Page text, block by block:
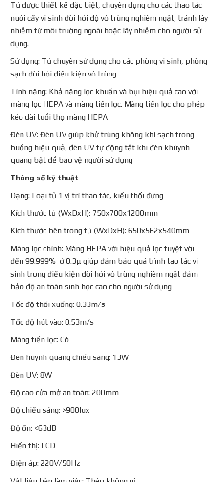
Tủ được thiết kế đặc biệt, chuyên dụng cho các thao tác
nuôi cấy vi sinh đòi hỏi độ vô trùng nghiêm ngặt, tránh lây
nhiễm từ môi truờng ngoài hoặc lây nhiễm cho người sử
dụng.
Sử dụng: Tủ chuyên sử dụng cho các phòng vi sinh, phòng
sạch đòi hỏi điều kiện vô trùng
Tính năng: Khả năng lọc khuẩn và bụi hiệu quả cao với
màng lọc HEPA và màng tiền lọc. Màng tiền lọc cho phép
kéo dài tuổi thọ màng HEPA
Đèn UV: Đèn UV giúp khử trùng không khí sạch trong
buồng hiệu quả, đèn UV tự động tắt khi đèn khùynh
quang bật để bảo vệ người sử dụng
Thông số kỹ thuật
Dạng: Loại tủ 1 vị trí thao tác, kiểu thổi đứng
Kích thước tủ (WxDxH): 750x700x1200mm
Kích thước bên trong tủ (WxDxH): 650x562x540mm
Màng lọc chính: Màng HEPA với hiệu quả lọc tuyệt vời
đến 99.999% ở 0.3μ giúp đảm bảo quá trình tao tác vi
sinh trong điều kiện đòi hỏi vô trùng nghiêm ngặt đảm
bảo độ an toàn sinh học cao cho người sử dụng
Tốc độ thổi xuống: 0.33m/s
Tốc độ hút vào: 0.53m/s
Màng tiền lọc: Có
Đèn hùynh quang chiếu sáng: 13W
Đèn UV: 8W
Độ cao cửa mở an toàn: 200mm
Độ chiếu sáng: >900lux
Độ ồn: <63dB
Hiển thị: LCD
Điện áp: 220V/50Hz